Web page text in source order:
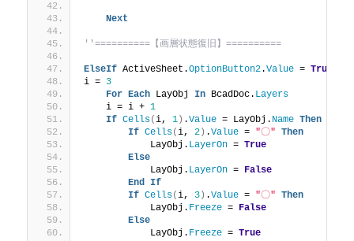
Next
''==========【画層状態復旧】==========
ElseIf ActiveSheet.OptionButton2.Value = True
i = 3
For Each LayObj In BcadDoc. Layers
    i = i +
1
If Cells(i, 1 ) .Value = LayObj. Name Then
If Cells(i, 2 ) .Value = "〇" Then
            LayObj.
LayerOn = True
Else
            LayObj.
LayerOn = False
End If
If Cells(i, 3 ) .Value = "〇" Then
            LayObj.
Freeze = False
Else
            LayObj.
Freeze = True